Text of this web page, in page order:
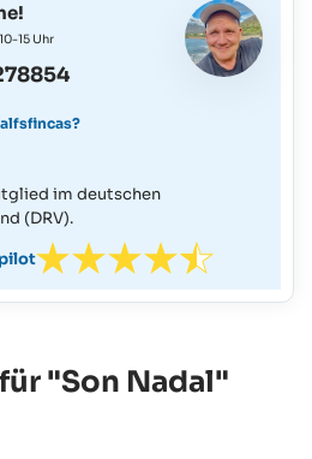
15 Uhr
im deutschen
(DRV).
"Son Nadal"